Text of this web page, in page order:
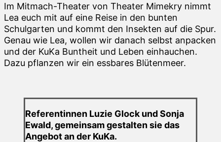
Im Mitmach-Theater von Theater Mimekry nimmt
Lea euch mit auf eine Reise in den bunten
Schulgarten und kommt den Insekten auf die Spur.
Genau wie Lea, wollen wir danach selbst anpacken
und der KuKa Buntheit und Leben einhauchen.
Dazu pflanzen wir ein essbares Blütenmeer.
Referentinnen Luzie Glock und Sonja
Ewald, gemeinsam gestalten sie das
Angebot an der KuKa.